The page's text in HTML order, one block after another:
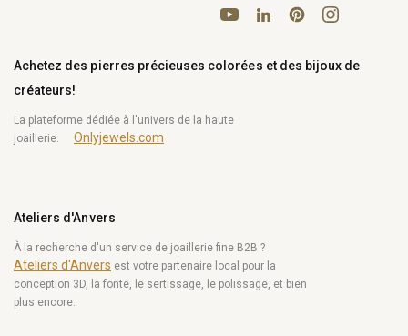
Achetez des pierres précieuses colorées et des bijoux de
créateurs!
La plateforme dédiée à l'univers de la haute
joaillerie.
Onlyjewels.com
Ateliers d'Anvers
À la recherche d'un service de joaillerie fine B2B ?
Ateliers d'Anvers est votre partenaire local pour la
conception 3D, la fonte, le sertissage, le polissage, et bien
plus encore.
YouTubeLinkedInPinterestInstagram